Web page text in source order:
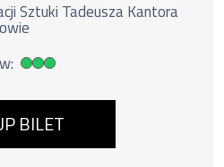
Sztuki Tadeusza Kantora
BILET